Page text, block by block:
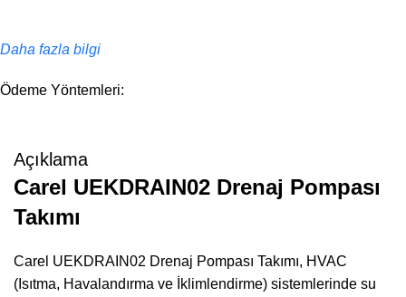
Daha fazla bilgi
Ödeme Yöntemleri:
Açıklama
Carel UEKDRAIN02 Drenaj Pompası
Takımı
Carel UEKDRAIN02 Drenaj Pompası Takımı, HVAC
(Isıtma, Havalandırma ve İklimlendirme) sistemlerinde su